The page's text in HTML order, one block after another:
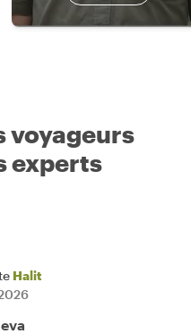
voyageurs
experts
Halit